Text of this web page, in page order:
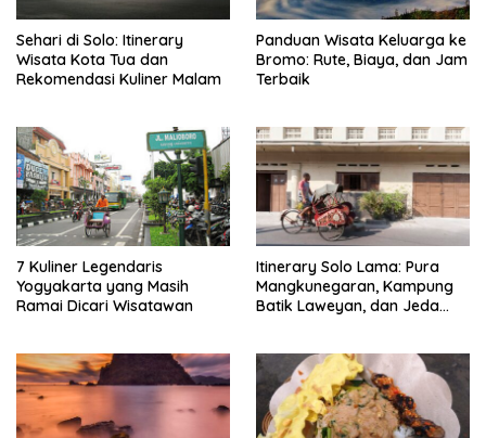
Sehari di Solo: Itinerary
Wisata Kota Tua dan
Rekomendasi Kuliner Malam
Panduan Wisata Keluarga ke
Bromo: Rute, Biaya, dan Jam
Terbaik
7 Kuliner Legendaris
Yogyakarta yang Masih
Ramai Dicari Wisatawan
Itinerary Solo Lama: Pura
Mangkunegaran, Kampung
Batik Laweyan, dan Jeda